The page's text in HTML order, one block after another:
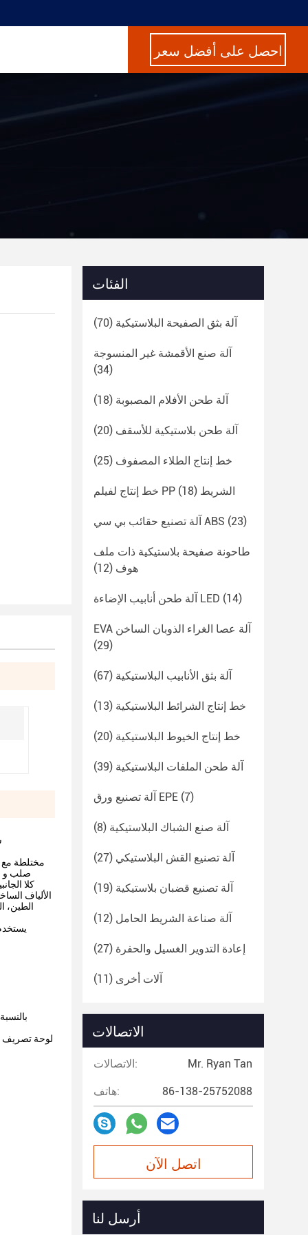
احصل على أفضل سعر
الألياف
الطين،
لوحة تصريف
الفئات
آلة بثق الصفيحة البلاستيكية (70)
آلة صنع الأقمشة غير المنسوجة
(34)
آلة طحن الأفلام المصبوبة (18)
آلة طحن بلاستيكية للأسقف (20)
خط إنتاج الطلاء المصفوف (25)
خط إنتاج لفيلم PP الشريط (18)
آلة تصنيع حقائب بي سي ABS (23)
طاحونة صفيحة بلاستيكية ذات ملف
هوف (12)
آلة طحن أنابيب الإضاءة LED (14)
EVA آلة عصا الغراء الذوبان الساخن
(29)
آلة بثق الأنابيب البلاستيكية (67)
خط إنتاج الشرائط البلاستيكية (13)
خط إنتاج الخيوط البلاستيكية (20)
آلة طحن الملفات البلاستيكية (39)
آلة تصنيع ورق EPE (7)
آلة صنع الشباك البلاستيكية (8)
آلة تصنيع القش البلاستيكي (27)
آلة تصنيع قضبان بلاستيكية (19)
آلة صناعة الشريط الحامل (12)
إعادة التدوير الغسيل والحفرة (27)
آلات أخرى (11)
الاتصالات
الاتصالات: Mr. Ryan Tan
هاتف: 86-138-25752088
اتصل الآن
أرسل لنا